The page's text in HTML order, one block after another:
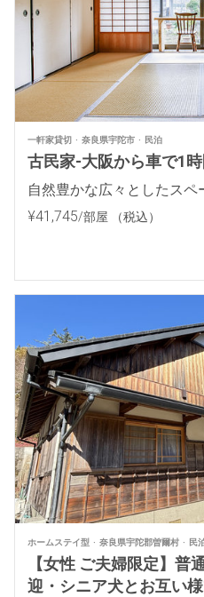
一軒家貸切 奈良県宇陀市 民泊
古民家-大阪から車で1時
自然豊かな広々としたスペ
¥41 ,745/部屋 （税込）
ホームステイ型 奈良県宇陀郡曽爾村 民
【女性 ご夫婦限定】普
迎・シニア犬とお互い